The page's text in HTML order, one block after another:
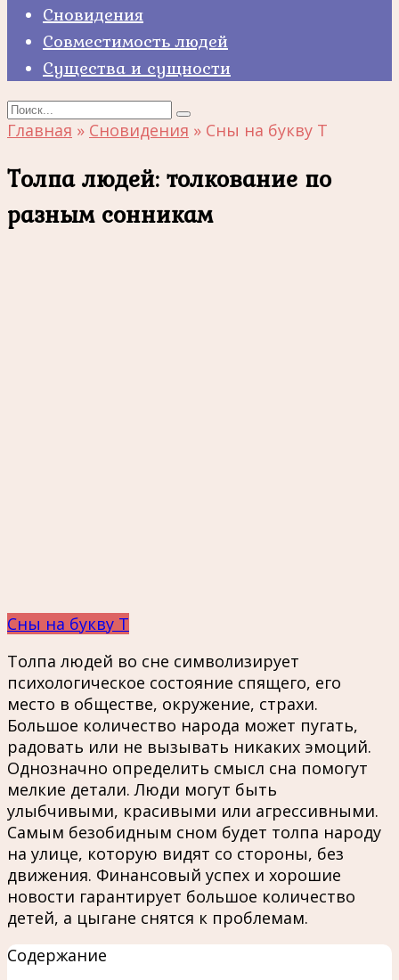
Сновидения
Совместимость людей
Существа и сущности
Search
for:
Главная » Сновидения » Сны на букву Т
Толпа людей: толкование по
разным сонникам
Сны на букву Т
Толпа людей во сне символизирует
психологическое состояние спящего, его
место в обществе, окружение, страхи.
Большое количество народа может пугать,
радовать или не вызывать никаких эмоций.
Однозначно определить смысл сна помогут
мелкие детали. Люди могут быть
улыбчивыми, красивыми или агрессивными.
Самым безобидным сном будет толпа народу
на улице, которую видят со стороны, без
движения. Финансовый успех и хорошие
новости гарантирует большое количество
детей, а цыгане снятся к проблемам.
Содержание